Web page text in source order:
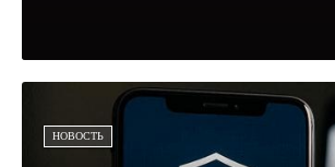
НОВОСТЬ